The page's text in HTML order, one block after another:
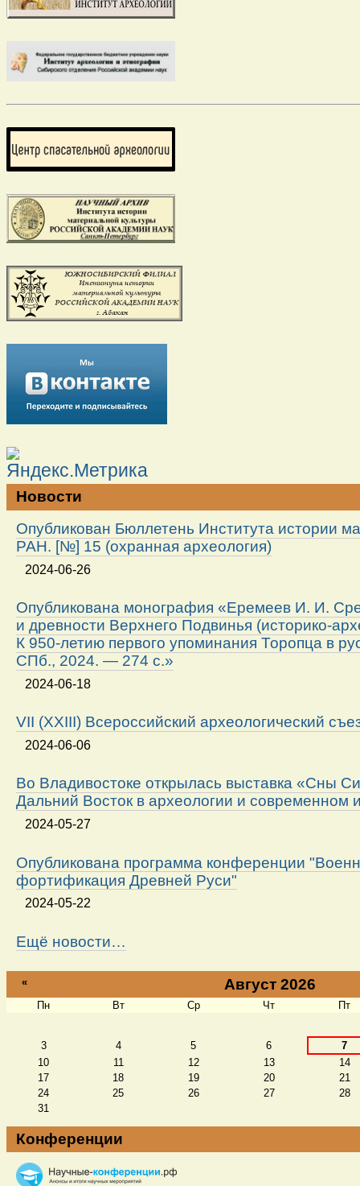
Новости
Опубликован Бюллетень Института истории
РАН. [№] 15 (охранная археология)
2024-06-26
Опубликована монография «Еремеев И. И.
и древности Верхнего Подвинья (историко-
К 950-летию первого упоминания Торопца в
СПб., 2024. — 274 с.»
2024-06-18
VII (XXIII) Всероссийский археологический
2024-06-06
Во Владивостоке открылась выставка «Сны
Дальний Восток в археологии и современном
2024-05-27
Опубликована программа конференции
фортификация Древней Руси"
2024-05-22
Ещё новости…
« Август 2026
Пн Вт Ср Чт Пт
3 4 5 6
7
10
11 12 13
14
17
18 19 20
21
24
25 26 27
28
31
Конференции